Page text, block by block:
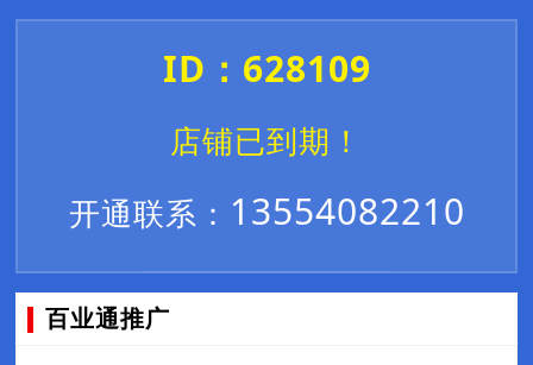
ID：628109
店铺已到期！
开通联系： 13554082210
百业通推广